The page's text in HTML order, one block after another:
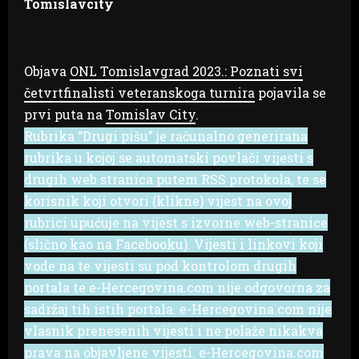
Tomislavcity
Objava ONL Tomislavgrad 2023.: Poznati svi
četvrtfinalisti veteranskoga turnira pojavila se
prvi puta naTomislav City.
Rubrika “Drugi pišu” je računalno generirana
rubrika u kojoj se automatski povlači vijesti s
drugih web stranica putem RSS protokola, te se
korisnik koji otvori (klikne) vijest na ovoj
rubrici upućuje na vijest s izvorne web-stranice
(slično kao na Facebooku). Vijesti i linkovi koji
vode na te vijesti su pod kontrolom drugih
portala te e-Hercegovina.com nije odgovorna za
sadržaj tih istih portala. e-Hercegovina.com nije
vlasnik prenesenih vijesti i ne polaže nikakva
prava na objavljene vijesti. e-Hercegovina.com